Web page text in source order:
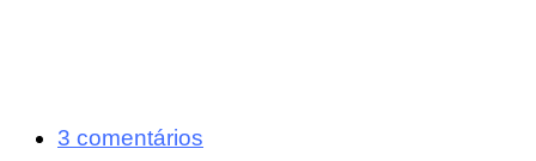
3 comentários